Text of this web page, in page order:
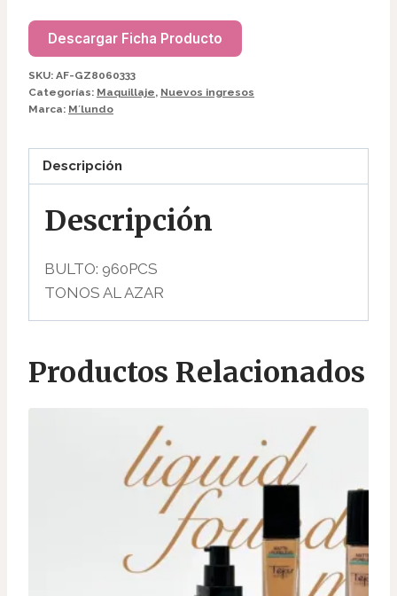
´LUNDO
AF-
GZ8060333
cantidad
Descargar Ficha Producto
SKU: AF-GZ8060333
Categorías: Maquillaje, Nuevos ingresos
Marca: M´lundo
Descripción
Descripción
BULTO: 960PCS
TONOS AL AZAR
Productos Relacionados